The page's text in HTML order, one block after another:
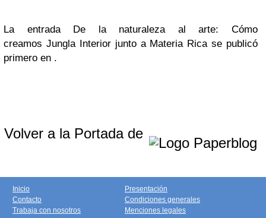
La entrada De la naturaleza al arte: Cómo
creamos Jungla Interior junto a Materia Rica se publicó
primero en .
Volver a la Portada de
Inicio
Contacto
Trabaja con nosotros
Presentación
Condiciones generales
Menciones legales